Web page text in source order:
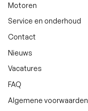
Motoren
Service en onderhoud
Contact
Nieuws
Vacatures
FAQ
Algemene voorwaarden